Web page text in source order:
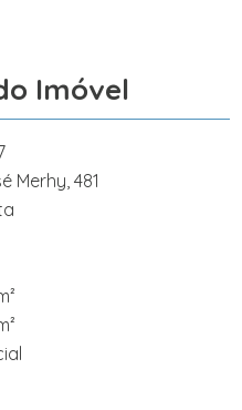
Imóvel
Merhy, 481